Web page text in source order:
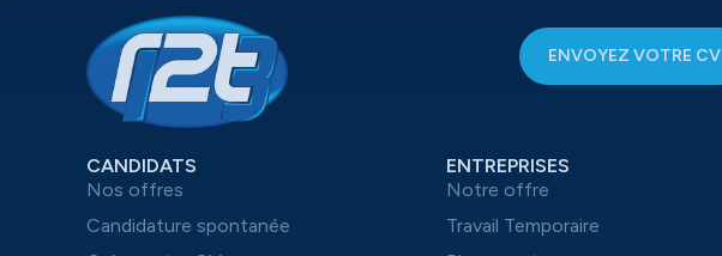
ENVOYEZ VOTRE CV
CANDIDATS
Nos offres
Candidature spontanée
ENTREPRISES
Notre offre
Travail Temporaire